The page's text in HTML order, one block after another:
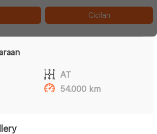
Cicilan
AT
54.000 km